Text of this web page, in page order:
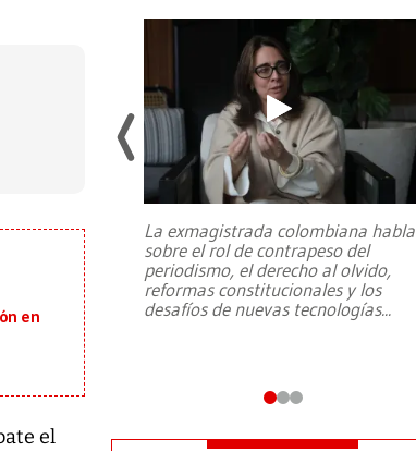
en
el
una
La exmagistrada colombiana habla
sobre el rol de contrapeso del
periodismo, el derecho al olvido,
reformas constitucionales y los
desafíos de nuevas tecnologías...